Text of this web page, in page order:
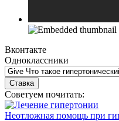
Вконтакте
Одноклассники
Советуем почитать:
Неотложная помощь при